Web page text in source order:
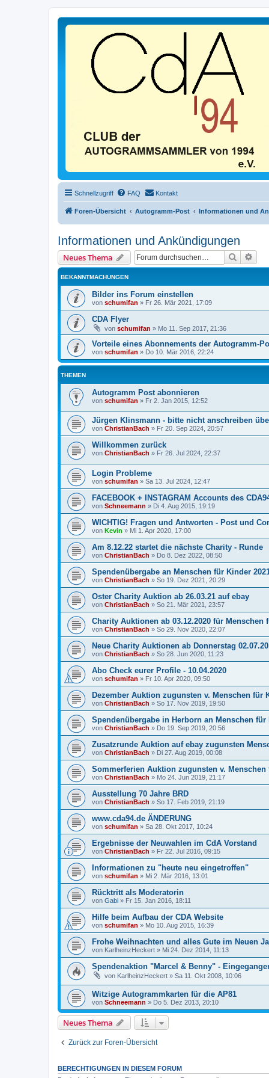
Schnellzugriff FAQ Kontakt
Foren-Übersicht Autogramm-Post Informationen und
Informationen und Ankündigungen
Neues Thema Suche
BEKANNTMACHUNGEN
Bilder ins Forum einstellen
von schumifan » Fr 26. Mär 2021, 17:09
CDA Flyer
von schumifan » Mo 11. Sep 2017, 21:36
Vorteile eines Abonnements der Autogramm-
von schumifan » Do 10. Mär 2016, 22:24
THEMEN
Autogramm Post abonnieren
von schumifan » Fr 2. Jan 2015, 12:52
Jürgen Klinsmann - bitte nicht anschreiben
von ChristianBach » Fr 20. Sep 2024, 20:57
Willkommen zurück
von ChristianBach » Fr 26. Jul 2024, 22:37
Login Probleme
von schumifan » Sa 13. Jul 2024, 12:47
FACEBOOK + INSTAGRAM Accounts des
von Schneemann » Di 4. Aug 2015, 19:19
WICHTIG! Fragen und Antworten - Post und
von Kevin » Mi 1. Apr 2020, 17:00
Am 8.12.22 startet die nächste Charity - Runde
von ChristianBach » Do 8. Dez 2022, 08:50
Spendenübergabe an Menschen für Kinder
von ChristianBach » So 19. Dez 2021, 20:29
Oster Charity Auktion ab 26.03.21 auf ebay
von ChristianBach » So 21. Mär 2021, 23:57
Charity Auktionen ab 03.12.2020 für Menschen
von ChristianBach » So 29. Nov 2020, 22:07
Neue Charity Auktionen ab Donnerstag
von ChristianBach » So 28. Jun 2020, 11:23
Abo Check eurer Profile - 10.04.2020
von schumifan » Fr 10. Apr 2020, 09:50
Dezember Auktion zugunsten v. Menschen für
von ChristianBach » So 17. Nov 2019, 19:50
Spendenübergabe in Herborn an Menschen für
von ChristianBach » Do 19. Sep 2019, 20:56
Zusatzrunde Auktion auf ebay zugunsten
von ChristianBach » Di 27. Aug 2019, 00:08
Sommerferien Auktion zugunsten v. Menschen
von ChristianBach » Mo 24. Jun 2019, 21:17
Ausstellung 70 Jahre BRD
von ChristianBach » So 17. Feb 2019, 21:19
www.cda94.de ÄNDERUNG
von schumifan » Sa 28. Okt 2017, 10:24
Ergebnisse der Neuwahlen im CdA Vorstand
von ChristianBach » Fr 22. Jul 2016, 09:15
Informationen zu "heute neu eingetroffen"
von schumifan » Mi 2. Mär 2016, 13:01
Rücktritt als Moderatorin
von Gabi » Fr 15. Jan 2016, 18:11
Hilfe beim Aufbau der CDA Website
von schumifan » Mo 10. Aug 2015, 16:39
Frohe Weihnachten und alles Gute im Neuen
von KarlheinzHeckert » Mi 24. Dez 2014, 11:13
Spendenaktion "Marcel & Benny" -
von KarlheinzHeckert » Sa 11. Okt 2008, 10:06
Witzige Autogrammkarten für die AP81
von Schneemann » Do 5. Dez 2013, 20:10
Neues Thema
Zurück zur Foren-Übersicht
BERECHTIGUNGEN IN DIESEM FORUM